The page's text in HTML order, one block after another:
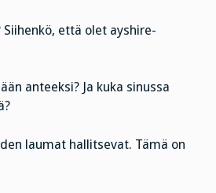
että olet ayshire-
anteeksi? Ja kuka sinussa
laumat hallitsevat. Tämä on